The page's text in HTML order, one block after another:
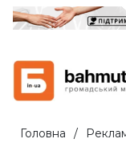
Головна